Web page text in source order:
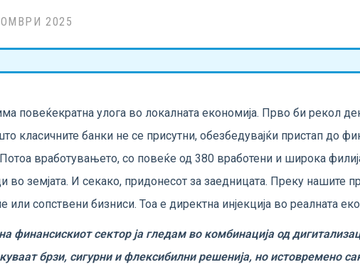
2025
повеќекратна улога во локалната економија. Прво би рекол
класичните банки не се присутни, обезбедувајќи пристап до
вработувањето, со повеќе од 380 вработени и широка
во земјата. И секако, придонесот за заедницата. Преку нашите
или сопствени бизниси. Тоа е директна инјекција во реалната
финансискиот сектор ја гледам во комбинација од
брзи, сигурни и флексибилни решенија, но истовремено